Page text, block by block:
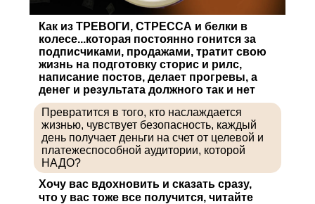
Превратится в того, кто наслаждается
жизнью, чувствует безопасность, каждый
день получает деньги на счет от целевой и
платежеспособной аудитории, которой
НАДО?
Как из ТРЕВОГИ, СТРЕССА и белки в
колесе...которая постоянно гонится за
подписчиками, продажами, тратит свою
жизнь на подготовку сторис и рилс,
написание постов, делает прогревы, а
денег и результата должного так и нет
Хочу вас вдохновить и сказать сразу,
что у вас тоже все получится, читайте